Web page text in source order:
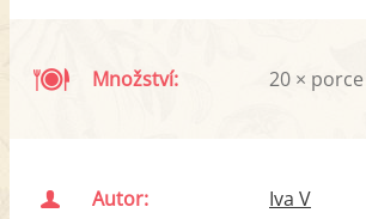
Množství: 20 × porce
Autor: Iva V